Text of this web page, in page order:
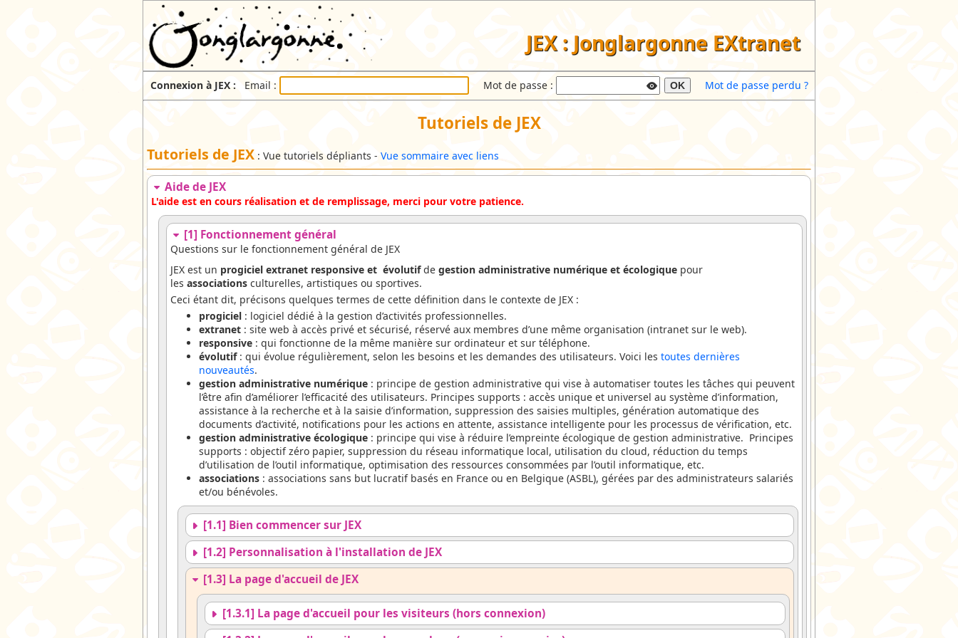
JEX : Jonglargonne EXtranet
Connexion à JEX : Email : Mot de passe : OK Mot de passe perdu ?
Tutoriels de JEX
Tutoriels de JEX : Vue tutoriels dépliants - Vue sommaire avec liens
Aide de JEX
L'aide est en cours réalisation et de remplissage, merci pour votre patience.
[1] Fonctionnement général
Questions sur le fonctionnement général de JEX
JEX est un progiciel extranet responsive et évolutifde gestion administrative numérique et écologique pour
les associations culturelles, artistiques ou sportives.
Ceci étant dit, précisons quelques termes de cette définition dans le contexte de JEX :
progiciel : logiciel dédié à la gestion d’activités professionnelles.
extranet : site web à accès privé et sécurisé, réservé aux membres d’une même organisation (intranet sur le web).
responsive : qui fonctionne de la même manière sur ordinateur et sur téléphone.
évolutif: qui évolue régulièrement, selon les besoins et les demandes des utilisateurs. Voici les toutes dernières
nouveautés.
gestion administrative numérique : principe de gestion administrative qui vise à automatiser toutes les tâches qui peuvent
l’être afin d’améliorer l’efficacité des utilisateurs. Principes supports : accès unique et universel au système d’information,
assistance à la recherche et à la saisie d’information, suppression des saisies multiples, génération automatique des
documents d’activité, notifications pour les actions en attente, assistance intelligente pour les processus de vérification, etc.
gestion administrative écologique : principe qui vise à réduire l’empreinte écologique de gestion administrative. Principes
supports : objectif zéro papier, suppression du réseau informatique local, utilisation du cloud, réduction du temps
d’utilisation de l’outil informatique, optimisation des ressources consommées par l’outil informatique, etc.
associations : associations sans but lucratif basés en France ou en Belgique (ASBL), gérées par des administrateurs salariés
et/ou bénévoles.
[1.1] Bien commencer sur JEX
[1.2] Personnalisation à l'installation de JEX
[1.3] La page d'accueil de JEX
[1.3.1] La page d'accueil pour les visiteurs (hors connexion)